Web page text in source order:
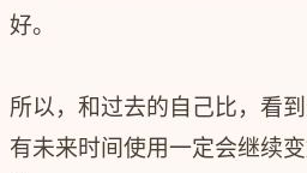
好。
所以，和过去的自己比，看
有未来时间使用一定会继续